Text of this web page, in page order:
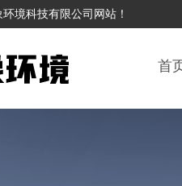
境科技有限公司网站！
首